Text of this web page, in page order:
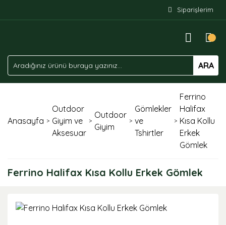
Siparişlerim
ARA
Anasayfa
Outdoor
Giyim ve
Aksesuar
Outdoor
Giyim
Gömlekler
ve
Tshirtler
Ferrino
Halifax
Kısa Kollu
Erkek
Gömlek
Ferrino Halifax Kısa Kollu Erkek Gömlek